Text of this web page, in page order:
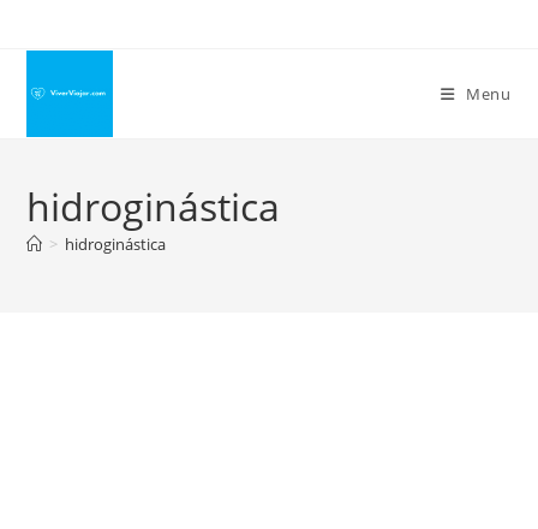
conteúdo
Menu
hidroginástica
> hidroginástica